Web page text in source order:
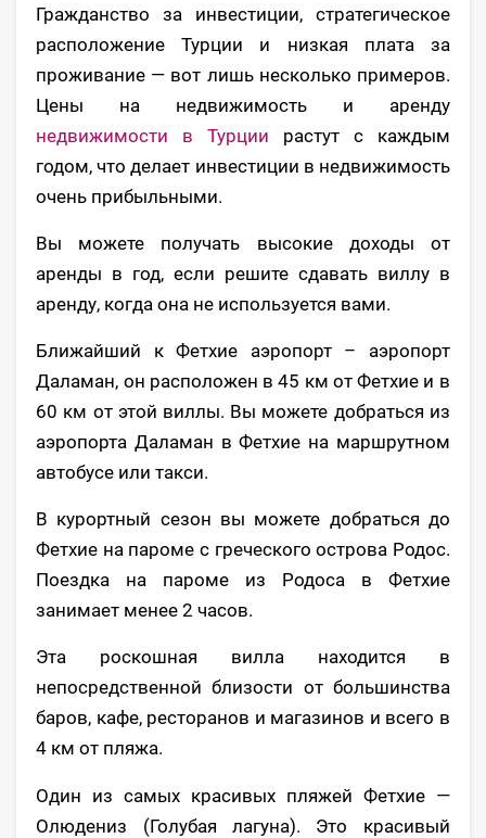
Гражданство за инвестиции, стратегическое
расположение Турции и низкая плата за
проживание — вот лишь несколько примеров.
Цены на недвижимость и аренду
недвижимости в Турции растут с каждым
годом, что делает инвестиции в недвижимость
очень прибыльными.
Вы можете получать высокие доходы от
аренды в год, если решите сдавать виллу в
аренду, когда она не используется вами.
Ближайший к Фетхие аэропорт – аэропорт
Даламан, он расположен в 45 км от Фетхие и в
60 км от этой виллы. Вы можете добраться из
аэропорта Даламан в Фетхие на маршрутном
автобусе или такси.
В курортный сезон вы можете добраться до
Фетхие на пароме с греческого острова Родос.
Поездка на пароме из Родоса в Фетхие
занимает менее 2 часов.
Эта роскошная вилла находится в
непосредственной близости от большинства
баров, кафе, ресторанов и магазинов и всего в
4 км от пляжа.
Один из самых красивых пляжей Фетхие —
Олюдениз (Голубая лагуна). Это красивый